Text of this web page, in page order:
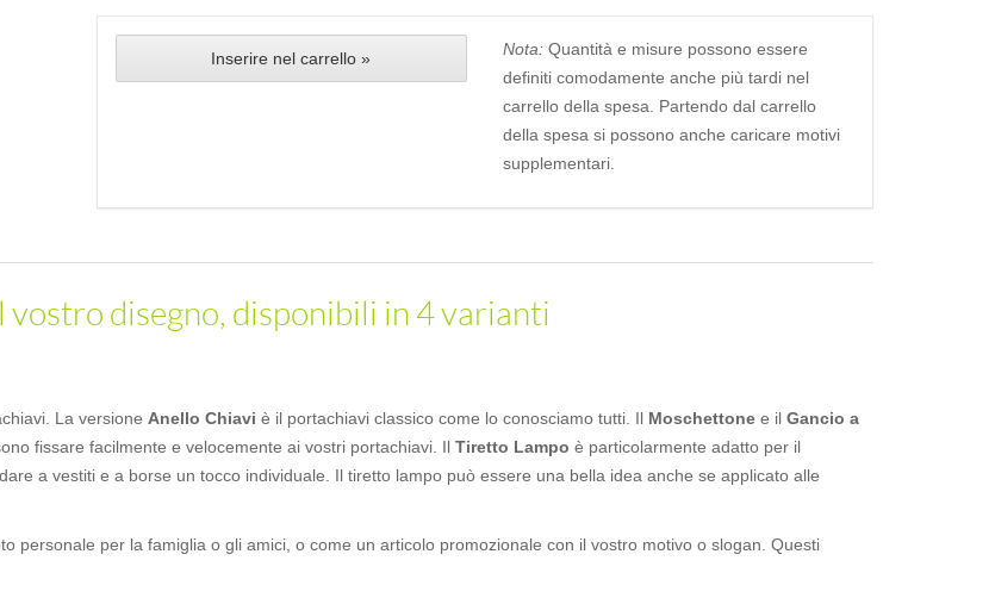
Inserire nel carrello » Nota:Quantità e misure possono essere
definiti comodamente anche più tardi nel
carrello della spesa. Partendo dal carrello
della spesa si possono anche caricare motivi
supplementari.
disegno, disponibili in 4 varianti
La versione Anello Chiavi è il portachiavi classico come lo conosciamo tutti. Il Moschettone e il Gancio a
fissare facilmente e velocemente ai vostri portachiavi. Il Tiretto Lampo è particolarmente adatto per il
a vestiti e a borse un tocco individuale. Il tiretto lampo può essere una bella idea anche se applicato alle
personale per la famiglia o gli amici, o come un articolo promozionale con il vostro motivo o slogan. Questi